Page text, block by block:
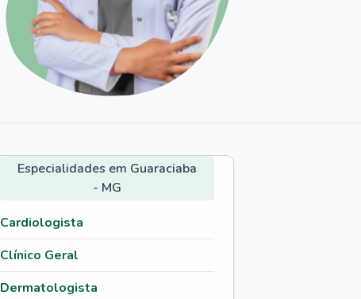
Especialidades em Guaraciaba
- MG
Cardiologista
Clínico Geral
Dermatologista